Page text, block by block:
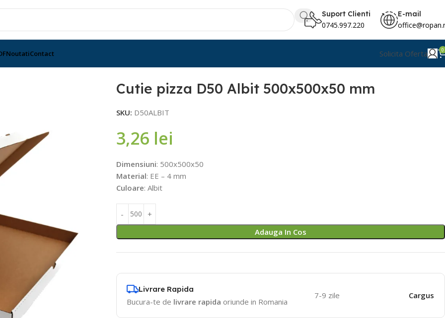
Suport Clienti
0745.997.220
E-mail
NoutatiContact Solicita Oferta 0
Cutie pizza D50 Albit 500x500x50 mm
SKU: D50ALBIT
3,26 lei
Dimensiuni: 500x500x50
Material: EE – 4 mm
Culoare: Albit
Adauga In Cos
Alternative:
Livrare Rapida
Bucura-te de livrare rapida oriunde in Romania
7-9 zile Cargus